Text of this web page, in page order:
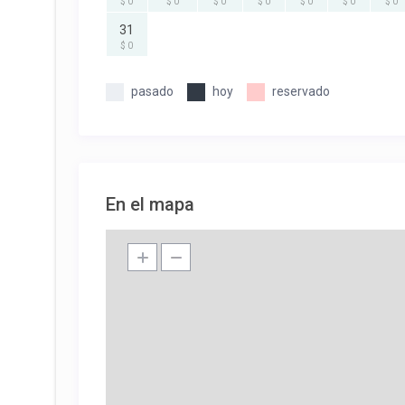
31
$ 0
pasado hoy reservado
En el mapa